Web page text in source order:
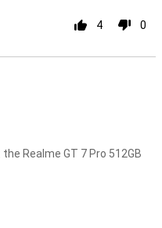
4 0
Realme GT 7 Pro 512GB